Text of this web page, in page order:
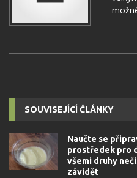
SOUVISEJÍCÍ ČLÁNKY
Naučte se
prostředek pro
všemi druhy
závidět